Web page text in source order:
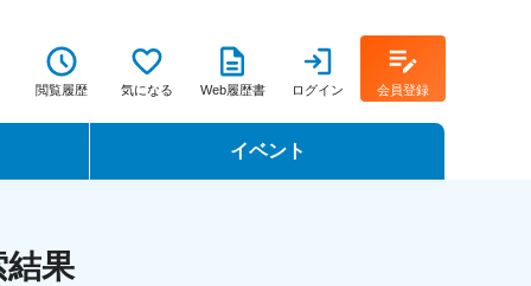
閲覧履歴 気になる Web履歴書 ログイン 会員登録
イベント
結果